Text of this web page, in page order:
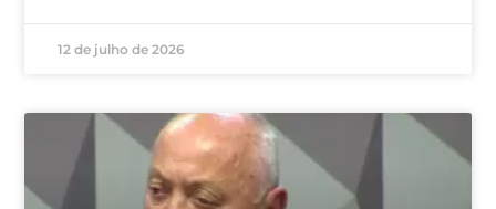
12 de julho de 2026